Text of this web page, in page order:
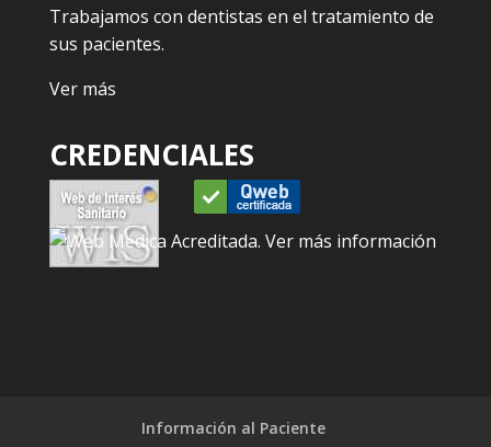
Trabajamos con dentistas en el tratamiento de
sus pacientes.
Ver más
CREDENCIALES
Información al Paciente